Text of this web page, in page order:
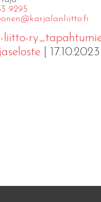
9295
liitto-
| 17.10.2023